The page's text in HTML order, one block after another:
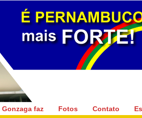
Patriota
Gonzaga faz Fotos Contato